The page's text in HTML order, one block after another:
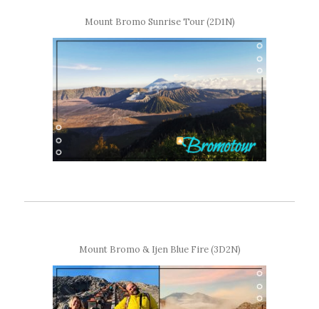
Mount Bromo Sunrise Tour (2D1N)
Mount Bromo & Ijen Blue Fire (3D2N)